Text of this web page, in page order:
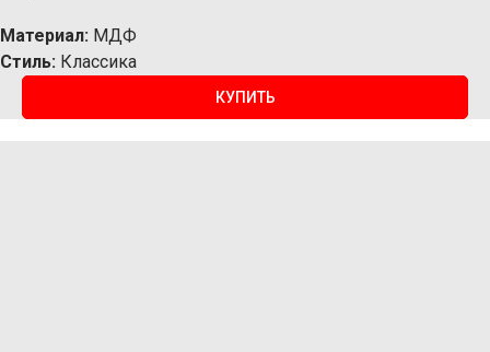
Материал: МДФ
Стиль: Классика
КУПИТЬ